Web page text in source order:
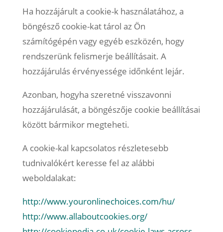
Ha hozzájárult a cookie-k használatához, a
böngésző cookie-kat tárol az Ön
számítógépén vagy egyéb eszközén, hogy
rendszerünk felismerje beállításait. A
hozzájárulás érvényessége időnként lejár.
Azonban, hogyha szeretné visszavonni
hozzájárulását, a böngészője cookie beállításai
között bármikor megteheti.
A cookie-kal kapcsolatos részletesebb
tudnivalókért keresse fel az alábbi
weboldalakat:
http://www.youronlinechoices.com/hu/
http://www.allaboutcookies.org/